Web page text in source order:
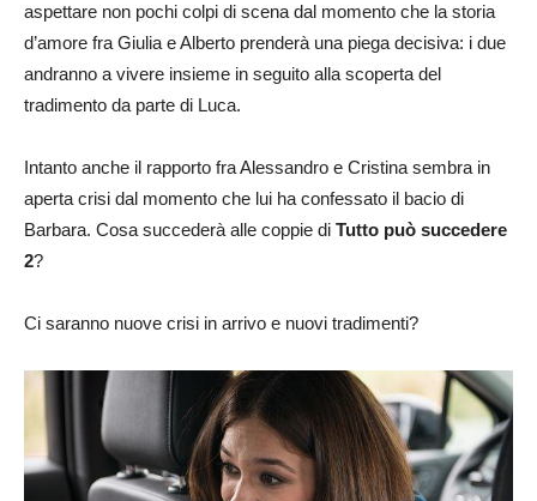
aspettare non pochi colpi di scena dal momento che la storia
d’amore fra Giulia e Alberto prenderà una piega decisiva: i due
andranno a vivere insieme in seguito alla scoperta del
tradimento da parte di Luca.
Intanto anche il rapporto fra Alessandro e Cristina sembra in
aperta crisi dal momento che lui ha confessato il bacio di
Barbara. Cosa succederà alle coppie di Tutto può succedere
2?
Ci saranno nuove crisi in arrivo e nuovi tradimenti?